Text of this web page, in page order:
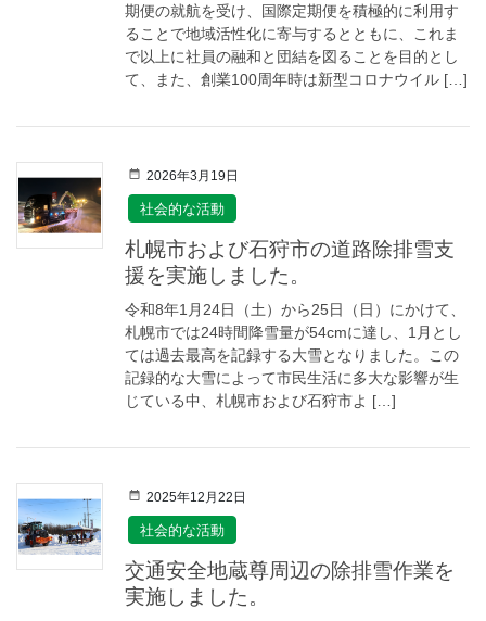
期便の就航を受け、国際定期便を積極的に利用す
ることで地域活性化に寄与するとともに、これま
で以上に社員の融和と団結を図ることを目的とし
て、また、創業100周年時は新型コロナウイル […]
2026年3月19日
社会的な活動
札幌市および石狩市の道路除排雪支
援を実施しました。
令和8年1月24日（土）から25日（日）にかけて、
札幌市では24時間降雪量が54cmに達し、1月とし
ては過去最高を記録する大雪となりました。この
記録的な大雪によって市民生活に多大な影響が生
じている中、札幌市および石狩市よ […]
2025年12月22日
社会的な活動
交通安全地蔵尊周辺の除排雪作業を
実施しました。